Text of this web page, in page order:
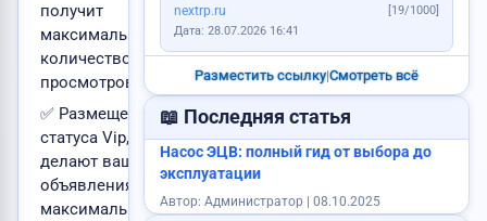
Продам авто
Сделаю сайт
Пропала собака
получит
максимальное
количество
просмотров!
✅ Размещения
статуса Vip,
делают ваши
объявления
максимально
nextrp.ru
[19/1000]
Дата: 28.07.2026 16:41
Разместить ссылку|Смотреть всё
📖 Последняя статья
Насос ЭЦВ: полный гид от выбора до
эксплуатации
Автор: Администратор | 08.10.2025